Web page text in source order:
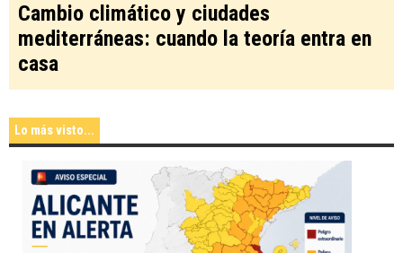
Cambio climático y ciudades
mediterráneas: cuando la teoría entra en
casa
Lo más visto...